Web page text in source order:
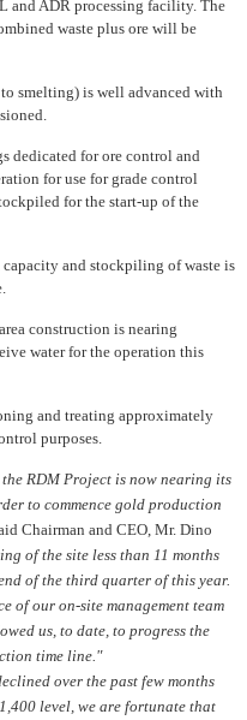
and ADR processing facility. The
waste plus ore will be
smelting) is well advanced with
dedicated for ore control and
for use for grade control
for the start-up of the
and stockpiling of waste is
construction is nearing
water for the operation this
and treating approximately
purposes.
RDM Project is now nearing its
to commence gold production
Chairman and CEO, Mr. Dino
of the site less than 11 months
of the third quarter of this year.
of our on-site management team
us, to date, to progress the
time line."
over the past few months
level, we are fortunate that